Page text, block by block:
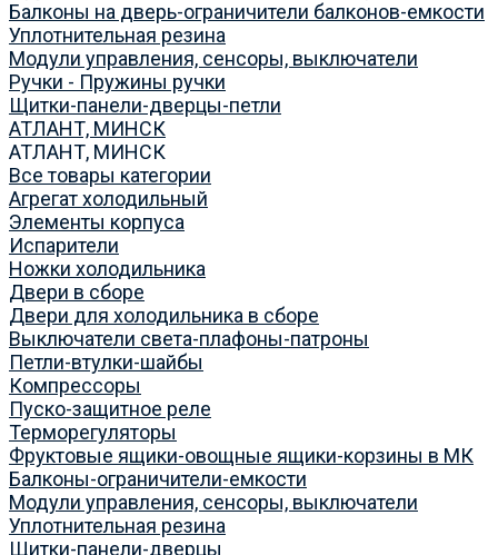
Балконы на дверь-ограничители балконов-емкости
Уплотнительная резина
Модули управления, сенсоры, выключатели
Ручки - Пружины ручки
Щитки-панели-дверцы-петли
АТЛАНТ, МИНСК
АТЛАНТ, МИНСК
Все товары категории
Агрегат холодильный
Элементы корпуса
Испарители
Ножки холодильника
Двери в сборе
Двери для холодильника в сборе
Выключатели света-плафоны-патроны
Петли-втулки-шайбы
Компрессоры
Пуско-защитное реле
Терморегуляторы
Фруктовые ящики-овощные ящики-корзины в МК
Балконы-ограничители-емкости
Модули управления, сенсоры, выключатели
Уплотнительная резина
Щитки-панели-дверцы